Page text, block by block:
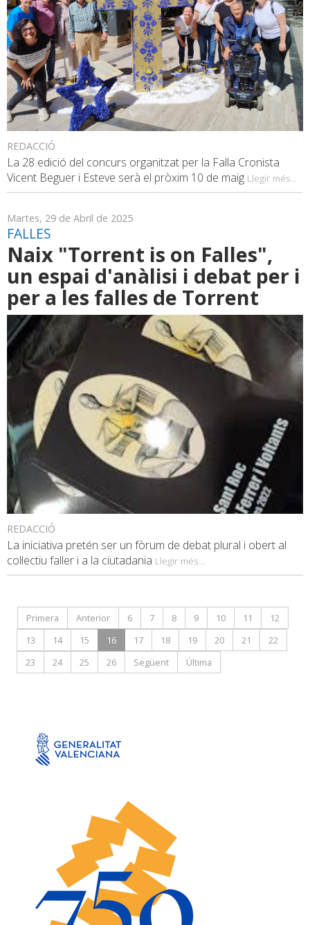
REDACCIÓ
La 28 edició del concurs organitzat per la Falla Cronista
Vicent Beguer i Esteve serà el pròxim 10 de maig Llegir més...
Martes, 29 de Abril de 2025
FALLES
Naix "Torrent is on Falles",
un espai d'anàlisi i debat per i
per a les falles de Torrent
REDACCIÓ
La iniciativa pretén ser un fòrum de debat plural i obert al
col·lectiu faller i a la ciutadania Llegir més...
Primera Anterior 6 7 8 9 10 11
12
13
14 15 16 17 18 19 20 21
22
23
24 25 26 Següent Última